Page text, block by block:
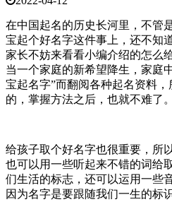
在中国起名的历史长河里，不管
宝起个好名字这件事上，还不知
家长不妨来看看小编介绍的怎么
当一个家庭的新希望降生，家庭
宝起名字”而翻阅各种起名资料
的，掌握方法之后，也就不难了。
给孩子取个好名字也很重要，所
也可以用一些听起来不错的词给
们生活的标志，还可以运用一些
因为名字是要跟随我们一生的标